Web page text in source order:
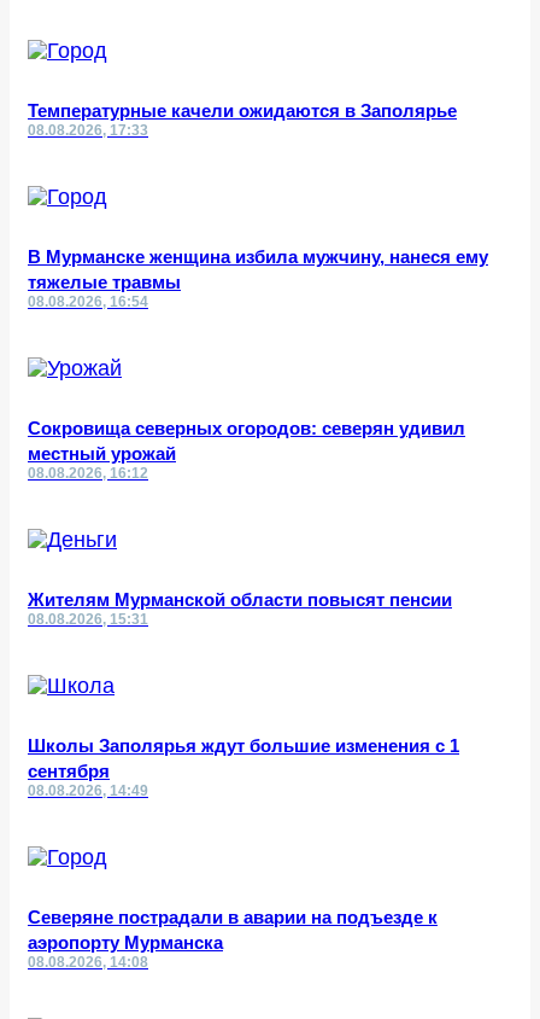
Температурные качели ожидаются в Заполярье
08.08.2026, 17:33
В Мурманске женщина избила мужчину, нанеся ему
тяжелые травмы
08.08.2026, 16:54
Сокровища северных огородов: северян удивил
местный урожай
08.08.2026, 16:12
Жителям Мурманской области повысят пенсии
08.08.2026, 15:31
Школы Заполярья ждут большие изменения с 1
сентября
08.08.2026, 14:49
Северяне пострадали в аварии на подъезде к
аэропорту Мурманска
08.08.2026, 14:08